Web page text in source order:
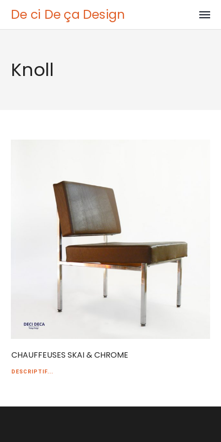
De ci De ça Design
Knoll
CHAUFFEUSES SKAI & CHROME
DESCRIPTIF...